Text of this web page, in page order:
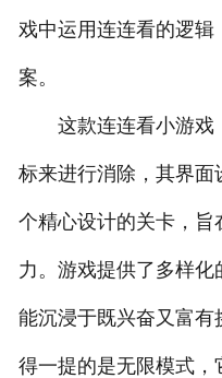
戏中运用连连看的逻辑
案。
这款连连看小游戏
标来进行消除，其界面
个精心设计的关卡，
力。游戏提供了多样
能沉浸于既兴奋又富
得一提的是无限模式